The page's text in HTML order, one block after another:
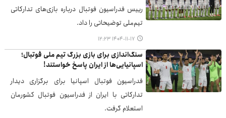
رییس فدراسیون فوتبال درباره بازی‌های تدارکاتی
تیم‌ملی توضیحاتی را داد.
۱۴۰۴-۱۱-۱۷ ۱۲:۲۳
سنگ‌اندازی برای بازی بزرگ تیم ملی فوتبال؛
اسپانیایی‌ها از ایران پاسخ خواستند!
فدراسیون فوتبال اسپانیا برای برگزاری دیدار
تدارکاتی با ایران از فدراسیون فوتبال کشورمان
استعلام گرفت.